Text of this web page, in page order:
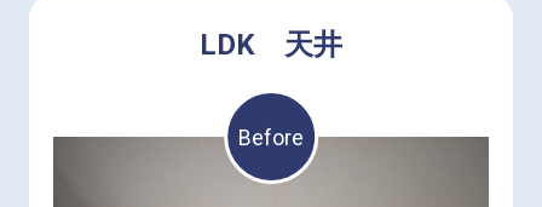
LDK 天井
Before